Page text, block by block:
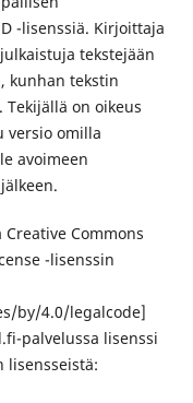
-lisenssiä. Kirjoittaja
tekstejään
kunhan tekstin
on oikeus
versio omilla
avoimeen
Commons
-lisenssin
by/4.0/legalcode]
palvelussa lisenssi
lisensseistä: